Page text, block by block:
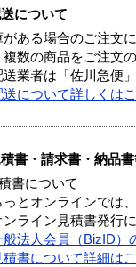
について
がある場合のご注文
複数の商品をご注文
業者は「佐川急便
送について詳しくは
積書・請求書・納品
書について
っとオンラインでは
ライン見積書発行
般法人会員（BizID）
積書について詳細は